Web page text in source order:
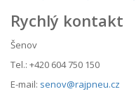
Rychlý kontakt
Šenov
Tel.: +420 604 750 150
E-mail: senov@rajpneu.cz